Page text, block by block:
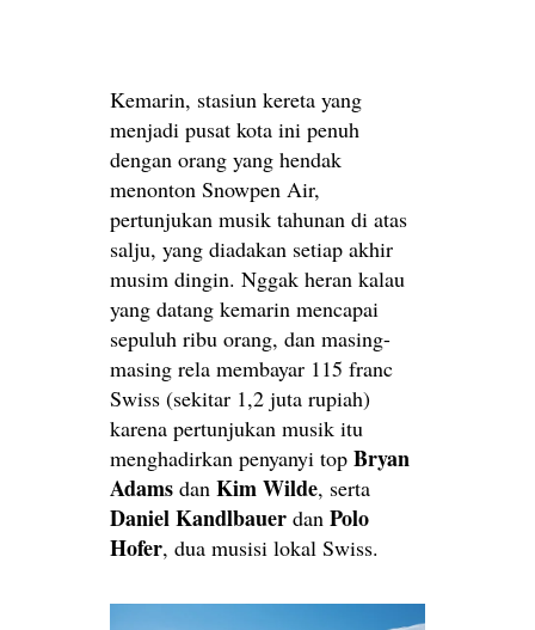
Kemarin, stasiun kereta yang
menjadi pusat kota ini penuh
dengan orang yang hendak
menonton Snowpen Air,
pertunjukan musik tahunan di atas
salju, yang diadakan setiap akhir
musim dingin. Nggak heran kalau
yang datang kemarin mencapai
sepuluh ribu orang, dan masing-
masing rela membayar 115 franc
Swiss (sekitar 1,2 juta rupiah)
karena pertunjukan musik itu
menghadirkan penyanyi top Bryan
Adams dan Kim Wilde, serta
Daniel Kandlbauer dan Polo
Hofer, dua musisi lokal Swiss.